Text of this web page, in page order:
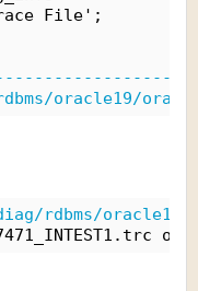
File';
oracle19/
rdbms/